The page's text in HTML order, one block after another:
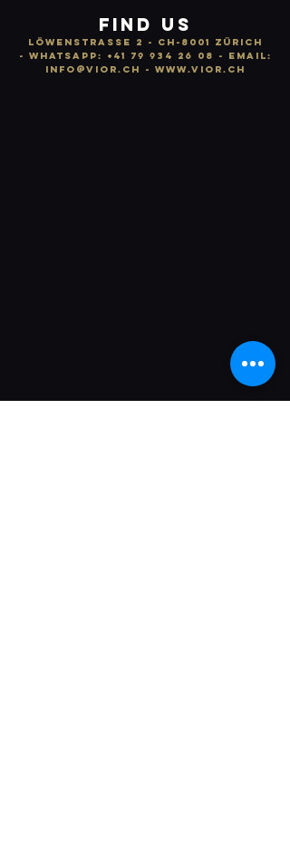
Empore VIP CHF 400.-
Mindestkonsum
Gallery VIP 600.-Mindestkonsum
FIND US
LÖWENSTRASSE 2 - CH-8001 ZÜRICH
- WhatsApp: +41 79 934 26 08
- email:
info @vior.ch - www.vior.ch